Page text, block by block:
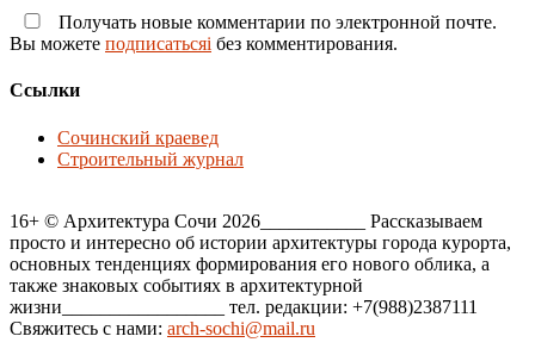
Получать новые комментарии по электронной почте.
Вы можете подписатьсяi без комментирования.
Ссылки
Сочинский краевед
Строительный журнал
16+ © Архитектура Сочи 2026___________ Рассказываем
просто и интересно об истории архитектуры города курорта,
основных тенденциях формирования его нового облика, а
также знаковых событиях в архитектурной
жизни_________________ тел. редакции: +7(988)2387111
Свяжитесь с нами: arch-sochi@mail.ru